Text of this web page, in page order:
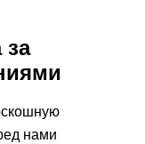
за
нами